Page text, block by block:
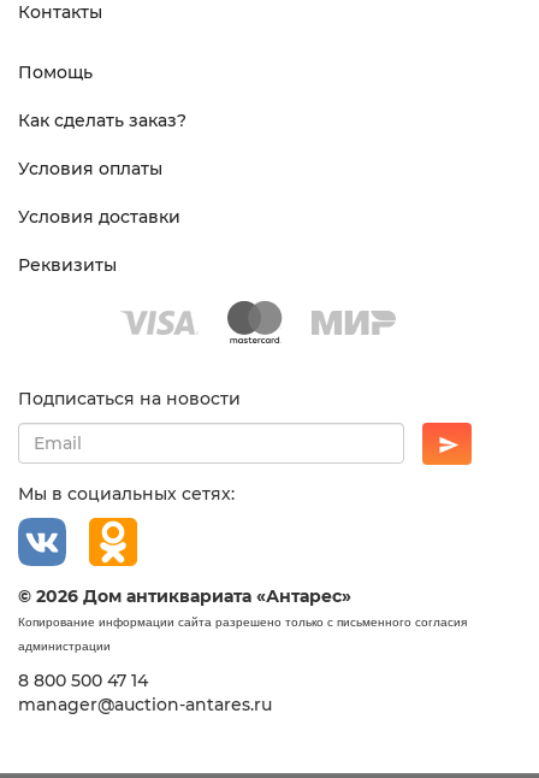
Контакты
Помощь
Как сделать заказ?
Условия оплаты
Условия доставки
Реквизиты
Подписаться на новости
Мы в социальных сетях:
© 2026 Дом антиквариата «Антарес»
Копирование информации сайта разрешено только с письменного согласия
администрации
8 800 500 47 14
manager@auction-antares.ru